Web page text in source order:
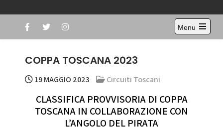
Menu
Open
COPPA TOSCANA 2023
19 MAGGIO 2023 Circuiti Toscani
CLASSIFICA PROVVISORIA DI COPPA
TOSCANA IN COLLABORAZIONE CON
L’ANGOLO DEL PIRATA